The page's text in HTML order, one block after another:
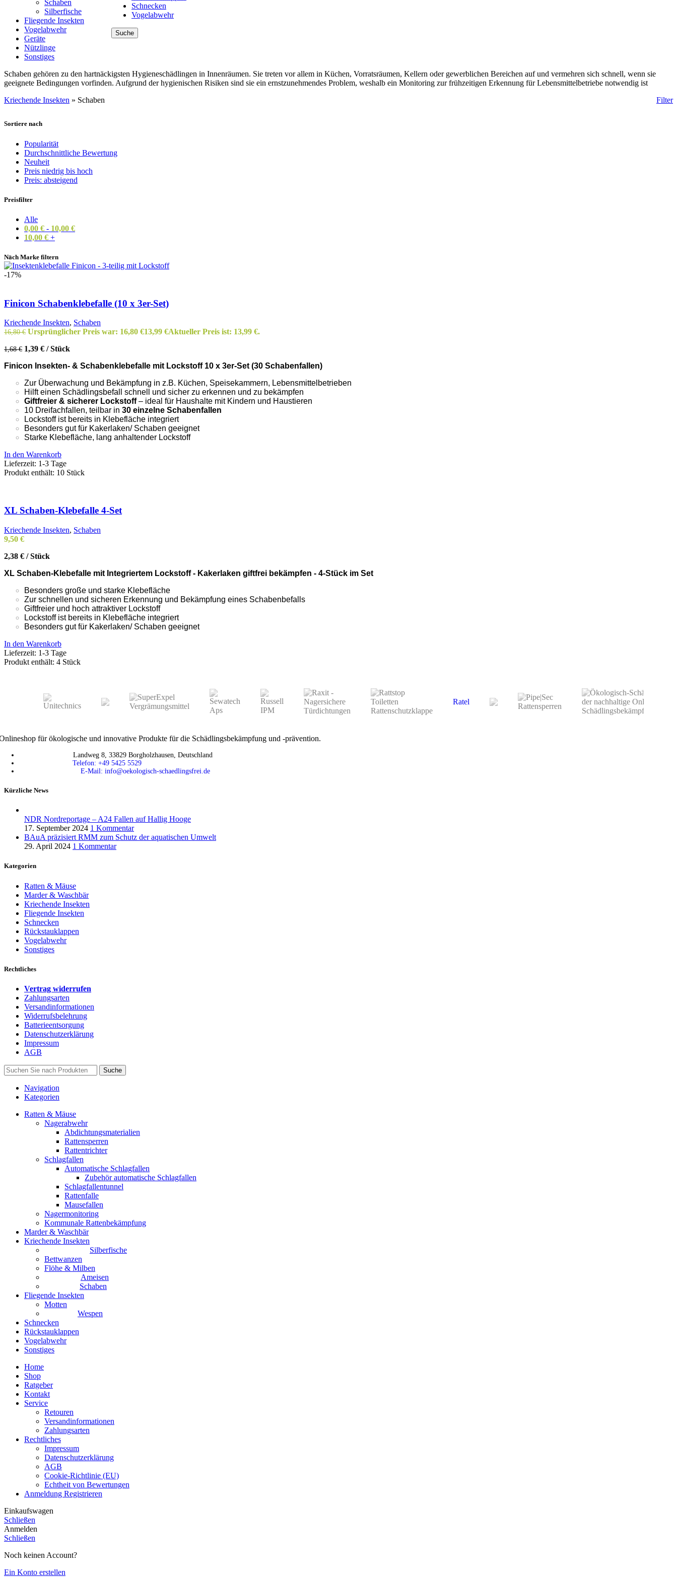
Schnecken
Vogelabwehr
Suche
Schaben
Silberfische
Fliegende Insekten
Vogelabwehr
Geräte
Nützlinge
Sonstiges
Schaben gehören zu den hartnäckigsten Hygieneschädlingen in Innenräumen. Sie treten vor allem in Küchen, Vorratsräumen, Kellern oder gewerblichen Bereichen auf und vermehren sich schnell, wenn sie
geeignete Bedingungen vorfinden. Aufgrund der hygienischen Risiken sind sie ein ernstzunehmendes Problem, weshalb ein Monitoring zur frühzeitigen Erkennung für Lebensmittelbetriebe notwendig ist
Kriechende Insekten » Schaben Filter
Sortiere nach
Popularität
Durchschnittliche Bewertung
Neuheit
Preis niedrig bis hoch
Preis: absteigend
Preisfilter
Alle
0,00 € - 10,00 €
10,00 € +
Nach Marke filtern
-17%
Finicon Schabenklebefalle (10 x 3er-Set)
Kriechende Insekten, Schaben
16,80€ Ursprünglicher Preis war: 16,80 €13,99 €Aktueller Preis ist: 13,99 €.
1,68€ 1,39 € /Stück
Finicon Insekten- & Schabenklebefalle mit Lockstoff 10 x 3er-Set (30 Schabenfallen)
Zur Überwachung und Bekämpfung in z.B. Küchen, Speisekammern, Lebensmittelbetrieben
Hilft einen Schädlingsbefall schnell und sicher zu erkennen und zu bekämpfen
Giftfreier & sicherer Lockstoff– ideal für Haushalte mit Kindern und Haustieren
10 Dreifachfallen, teilbar in 30 einzelne Schabenfallen
Lockstoff ist bereits in Klebefläche integriert
Besonders gut für Kakerlaken/ Schaben geeignet
Starke Klebefläche, lang anhaltender Lockstoff
In den Warenkorb
Lieferzeit: 1-3 Tage
Produkt enthält: 10 Stück
XL Schaben-Klebefalle 4-Set
Kriechende Insekten, Schaben
9,50 €
2,38 € /Stück
XL Schaben-Klebefalle mit Integriertem Lockstoff - Kakerlaken giftfrei bekämpfen - 4-Stück im Set
Besonders große und starke Klebefläche
Zur schnellen und sicheren Erkennung und Bekämpfung eines Schabenbefalls
Giftfreier und hoch attraktiver Lockstoff
Lockstoff ist bereits in Klebefläche integriert
Besonders gut für Kakerlaken/ Schaben geeignet
In den Warenkorb
Lieferzeit: 1-3 Tage
Produkt enthält: 4 Stück
Ratel
für ökologische und innovative Produkte für die Schädlingsbekämpfung und -prävention.
Landweg 8, 33829 Borgholzhausen, Deutschland
Telefon: +49 5425 5529
E-Mail: info@oekologisch-schaedlingsfrei.de
Kürzliche News
NDR Nordreportage – A24 Fallen auf Hallig Hooge
17. September 2024 1 Kommentar
BAuA präzisiert RMM zum Schutz der aquatischen Umwelt
29. April 2024 1 Kommentar
Kategorien
Ratten & Mäuse
Marder & Waschbär
Kriechende Insekten
Fliegende Insekten
Schnecken
Rückstauklappen
Vogelabwehr
Sonstiges
Rechtliches
Vertrag widerrufen
Zahlungsarten
Versandinformationen
Widerrufsbelehrung
Batterieentsorgung
Datenschutzerklärung
Impressum
AGB
Suche
Navigation
Kategorien
Ratten & Mäuse
Nagerabwehr
Abdichtungsmaterialien
Rattensperren
Rattentrichter
Schlagfallen
Automatische Schlagfallen
Zubehör automatische Schlagfallen
Schlagfallentunnel
Rattenfalle
Mausefallen
Nagermonitoring
Kommunale Rattenbekämpfung
Marder & Waschbär
Kriechende Insekten
Silberfische
Bettwanzen
Flöhe & Milben
Ameisen
Schaben
Fliegende Insekten
Motten
Wespen
Schnecken
Rückstauklappen
Vogelabwehr
Sonstiges
Home
Shop
Ratgeber
Kontakt
Service
Retouren
Versandinformationen
Zahlungsarten
Rechtliches
Impressum
Datenschutzerklärung
AGB
Cookie-Richtlinie (EU)
Echtheit von Bewertungen
Anmeldung Registrieren
Einkaufswagen
Schließen
Anmelden
Schließen
Noch keinen Account?
Ein Konto erstellen